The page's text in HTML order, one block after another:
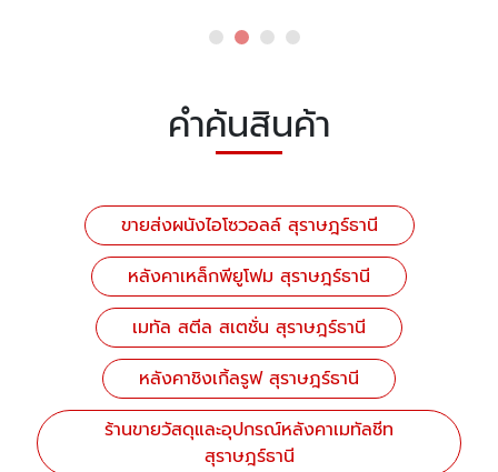
คำค้นสินค้า
ขายส่งผนังไอโซวอลล์ สุราษฎร์ธานี
หลังคาเหล็กพียูโฟม สุราษฎร์ธานี
เมทัล สตีล สเตชั่น สุราษฎร์ธานี
หลังคาชิงเกิ้ลรูฟ สุราษฎร์ธานี
ร้านขายวัสดุและอุปกรณ์หลังคาเมทัลชีท
สุราษฎร์ธานี